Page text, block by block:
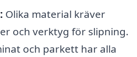
Olika material kräver
och verktyg för slipning.
och parkett har alla